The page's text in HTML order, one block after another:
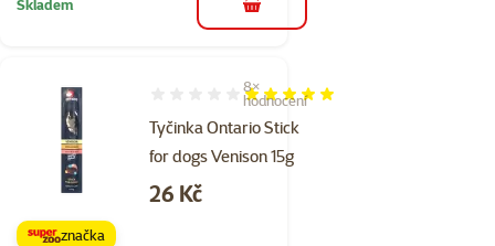
Skladem do košíku
Tyčinka Ontario Stick
for dogs Venison 15g
Hodnocení 100%, počet hodnocení: 8
8×
hodnocení
Cena
26 Kč
značka